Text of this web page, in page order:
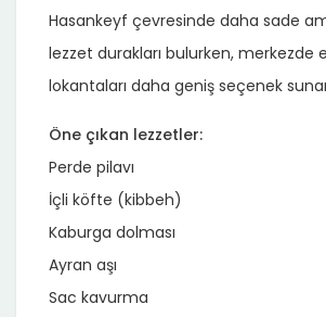
Hasankeyf çevresinde daha sade
lezzet durakları bulurken, merkezde
lokantaları daha geniş seçenek
Öne çıkan lezzetler:
Perde pilavı
İçli köfte (kibbeh)
Kaburga dolması
Ayran aşı
Sac kavurma